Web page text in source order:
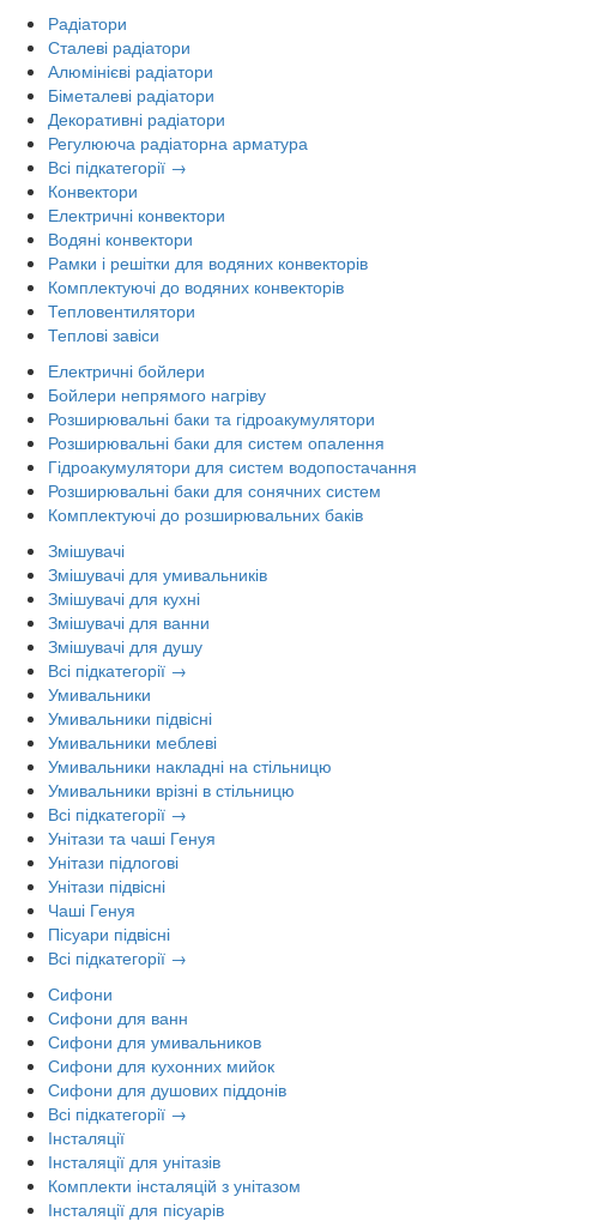
Радіатори
Сталеві радіатори
Алюмінієві радіатори
Біметалеві радіатори
Декоративні радіатори
Регулююча радіаторна арматура
Всі підкатегорії →
Конвектори
Електричні конвектори
Водяні конвектори
Рамки і решітки для водяних конвекторів
Комплектуючі до водяних конвекторів
Тепловентилятори
Теплові завіси
Електричні бойлери
Бойлери непрямого нагріву
Розширювальні баки та гідроакумулятори
Розширювальні баки для систем опалення
Гідроакумулятори для систем водопостачання
Розширювальні баки для сонячних систем
Комплектуючі до розширювальних баків
Змішувачі
Змішувачі для умивальників
Змішувачі для кухні
Змішувачі для ванни
Змішувачі для душу
Всі підкатегорії →
Умивальники
Умивальники підвісні
Умивальники меблеві
Умивальники накладні на стільницю
Умивальники врізні в стільницю
Всі підкатегорії →
Унітази та чаші Генуя
Унітази підлогові
Унітази підвісні
Чаші Генуя
Пісуари підвісні
Всі підкатегорії →
Сифони
Сифони для ванн
Сифони для умивальников
Сифони для кухонних мийок
Сифони для душових піддонів
Всі підкатегорії →
Інсталяції
Інсталяції для унітазів
Комплекти інсталяцій з унітазом
Інсталяції для пісуарів